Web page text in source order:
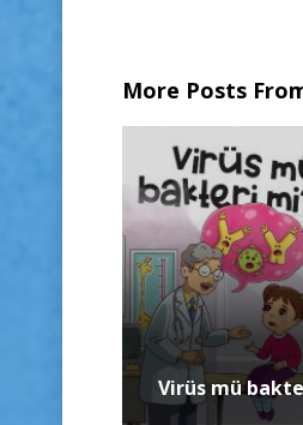
More Posts
Virüs mü